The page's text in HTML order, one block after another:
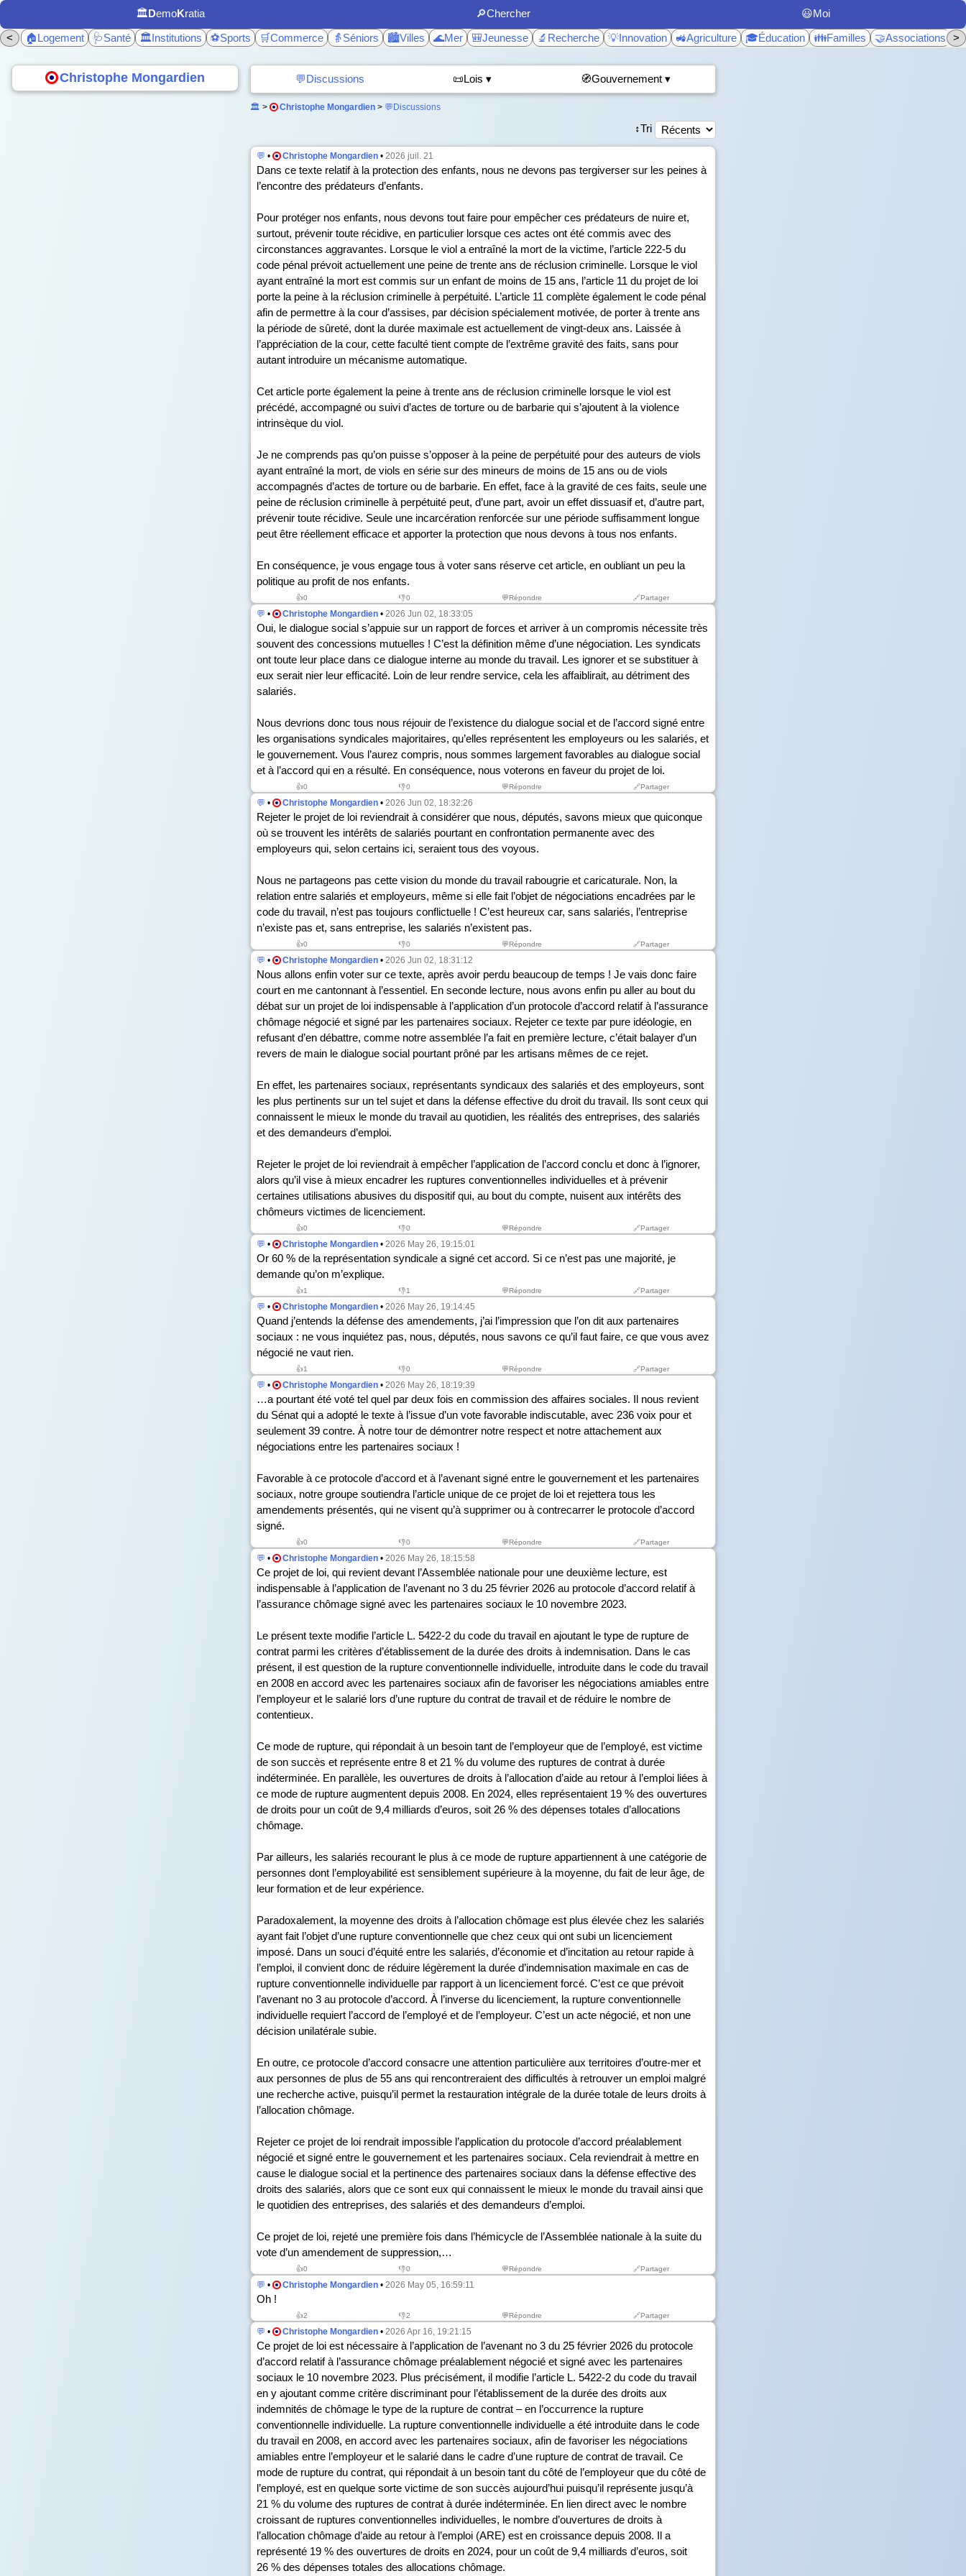
🏛️DemoKratia 🔎Chercher
😃Moi
<
🏠Logement 🩺Santé 🏛️Institutions ⚽Sports 🛒Commerce 👵Séniors 🏙️Villes 🌊Mer 🎒Jeunesse 🔬Recherche 💡Innovation 🚜Agriculture 🎓Éducation 👪Familles 🤝Associations >
Christophe Mongardien 💬Discussions 📜Lois ▾ 🧭Gouvernement ▾
🏛️ > Christophe Mongardien> 💬Discussions
↕️Tri
💬 • Christophe Mongardien• 2026 juil. 21
Dans ce texte relatif à la protection des enfants, nous ne devons pas tergiverser sur les peines à
l’encontre des prédateurs d’enfants.
Pour protéger nos enfants, nous devons tout faire pour empêcher ces prédateurs de nuire et,
surtout, prévenir toute récidive, en particulier lorsque ces actes ont été commis avec des
circonstances aggravantes. Lorsque le viol a entraîné la mort de la victime, l’article 222-5 du
code pénal prévoit actuellement une peine de trente ans de réclusion criminelle. Lorsque le viol
ayant entraîné la mort est commis sur un enfant de moins de 15 ans, l’article 11 du projet de loi
porte la peine à la réclusion criminelle à perpétuité. L’article 11 complète également le code pénal
afin de permettre à la cour d’assises, par décision spécialement motivée, de porter à trente ans
la période de sûreté, dont la durée maximale est actuellement de vingt-deux ans. Laissée à
l’appréciation de la cour, cette faculté tient compte de l’extrême gravité des faits, sans pour
autant introduire un mécanisme automatique.
Cet article porte également la peine à trente ans de réclusion criminelle lorsque le viol est
précédé, accompagné ou suivi d’actes de torture ou de barbarie qui s’ajoutent à la violence
intrinsèque du viol.
Je ne comprends pas qu’on puisse s’opposer à la peine de perpétuité pour des auteurs de viols
ayant entraîné la mort, de viols en série sur des mineurs de moins de 15 ans ou de viols
accompagnés d’actes de torture ou de barbarie. En effet, face à la gravité de ces faits, seule une
peine de réclusion criminelle à perpétuité peut, d’une part, avoir un effet dissuasif et, d’autre part,
prévenir toute récidive. Seule une incarcération renforcée sur une période suffisamment longue
peut être réellement efficace et apporter la protection que nous devons à tous nos enfants.
En conséquence, je vous engage tous à voter sans réserve cet article, en oubliant un peu la
politique au profit de nos enfants.
👍0 👎0 💬Répondre 🔗Partager
💬 • Christophe Mongardien• 2026 Jun 02, 18:33:05
Oui, le dialogue social s’appuie sur un rapport de forces et arriver à un compromis nécessite très
souvent des concessions mutuelles ! C’est la définition même d’une négociation. Les syndicats
ont toute leur place dans ce dialogue interne au monde du travail. Les ignorer et se substituer à
eux serait nier leur efficacité. Loin de leur rendre service, cela les affaiblirait, au détriment des
salariés.
Nous devrions donc tous nous réjouir de l’existence du dialogue social et de l’accord signé entre
les organisations syndicales majoritaires, qu’elles représentent les employeurs ou les salariés, et
le gouvernement. Vous l’aurez compris, nous sommes largement favorables au dialogue social
et à l’accord qui en a résulté. En conséquence, nous voterons en faveur du projet de loi.
👍0 👎0 💬Répondre 🔗Partager
💬 • Christophe Mongardien• 2026 Jun 02, 18:32:26
Rejeter le projet de loi reviendrait à considérer que nous, députés, savons mieux que quiconque
où se trouvent les intérêts de salariés pourtant en confrontation permanente avec des
employeurs qui, selon certains ici, seraient tous des voyous.
Nous ne partageons pas cette vision du monde du travail rabougrie et caricaturale. Non, la
relation entre salariés et employeurs, même si elle fait l’objet de négociations encadrées par le
code du travail, n’est pas toujours conflictuelle ! C’est heureux car, sans salariés, l’entreprise
n’existe pas et, sans entreprise, les salariés n’existent pas.
👍0 👎0 💬Répondre 🔗Partager
💬 • Christophe Mongardien• 2026 Jun 02, 18:31:12
Nous allons enfin voter sur ce texte, après avoir perdu beaucoup de temps ! Je vais donc faire
court en me cantonnant à l’essentiel. En seconde lecture, nous avons enfin pu aller au bout du
débat sur un projet de loi indispensable à l’application d’un protocole d’accord relatif à l’assurance
chômage négocié et signé par les partenaires sociaux. Rejeter ce texte par pure idéologie, en
refusant d’en débattre, comme notre assemblée l’a fait en première lecture, c’était balayer d’un
revers de main le dialogue social pourtant prôné par les artisans mêmes de ce rejet.
En effet, les partenaires sociaux, représentants syndicaux des salariés et des employeurs, sont
les plus pertinents sur un tel sujet et dans la défense effective du droit du travail. Ils sont ceux qui
connaissent le mieux le monde du travail au quotidien, les réalités des entreprises, des salariés
et des demandeurs d’emploi.
Rejeter le projet de loi reviendrait à empêcher l’application de l’accord conclu et donc à l’ignorer,
alors qu’il vise à mieux encadrer les ruptures conventionnelles individuelles et à prévenir
certaines utilisations abusives du dispositif qui, au bout du compte, nuisent aux intérêts des
chômeurs victimes de licenciement.
👍0 👎0 💬Répondre 🔗Partager
💬 • Christophe Mongardien• 2026 May 26, 19:15:01
Or 60 % de la représentation syndicale a signé cet accord. Si ce n’est pas une majorité, je
demande qu’on m’explique.
👍1 👎1 💬Répondre 🔗Partager
💬 • Christophe Mongardien• 2026 May 26, 19:14:45
Quand j’entends la défense des amendements, j’ai l’impression que l’on dit aux partenaires
sociaux : ne vous inquiétez pas, nous, députés, nous savons ce qu’il faut faire, ce que vous avez
négocié ne vaut rien.
👍1 👎0 💬Répondre 🔗Partager
💬 • Christophe Mongardien• 2026 May 26, 18:19:39
…a pourtant été voté tel quel par deux fois en commission des affaires sociales. Il nous revient
du Sénat qui a adopté le texte à l’issue d’un vote favorable indiscutable, avec 236 voix pour et
seulement 39 contre. À notre tour de démontrer notre respect et notre attachement aux
négociations entre les partenaires sociaux !
Favorable à ce protocole d’accord et à l’avenant signé entre le gouvernement et les partenaires
sociaux, notre groupe soutiendra l’article unique de ce projet de loi et rejettera tous les
amendements présentés, qui ne visent qu’à supprimer ou à contrecarrer le protocole d’accord
signé.
👍0 👎0 💬Répondre 🔗Partager
💬 • Christophe Mongardien• 2026 May 26, 18:15:58
Ce projet de loi, qui revient devant l’Assemblée nationale pour une deuxième lecture, est
indispensable à l’application de l’avenant no3 du 25 février 2026 au protocole d’accord relatif à
l’assurance chômage signé avec les partenaires sociaux le 10 novembre 2023.
Le présent texte modifie l’article L. 5422-2 du code du travail en ajoutant le type de rupture de
contrat parmi les critères d’établissement de la durée des droits à indemnisation. Dans le cas
présent, il est question de la rupture conventionnelle individuelle, introduite dans le code du travail
en 2008 en accord avec les partenaires sociaux afin de favoriser les négociations amiables entre
l’employeur et le salarié lors d’une rupture du contrat de travail et de réduire le nombre de
contentieux.
Ce mode de rupture, qui répondait à un besoin tant de l’employeur que de l’employé, est victime
de son succès et représente entre 8 et 21 % du volume des ruptures de contrat à durée
indéterminée. En parallèle, les ouvertures de droits à l’allocation d’aide au retour à l’emploi liées à
ce mode de rupture augmentent depuis 2008. En 2024, elles représentaient 19 % des ouvertures
de droits pour un coût de 9,4 milliards d’euros, soit 26 % des dépenses totales d’allocations
chômage.
Par ailleurs, les salariés recourant le plus à ce mode de rupture appartiennent à une catégorie de
personnes dont l’employabilité est sensiblement supérieure à la moyenne, du fait de leur âge, de
leur formation et de leur expérience.
Paradoxalement, la moyenne des droits à l’allocation chômage est plus élevée chez les salariés
ayant fait l’objet d’une rupture conventionnelle que chez ceux qui ont subi un licenciement
imposé. Dans un souci d’équité entre les salariés, d’économie et d’incitation au retour rapide à
l’emploi, il convient donc de réduire légèrement la durée d’indemnisation maximale en cas de
rupture conventionnelle individuelle par rapport à un licenciement forcé. C’est ce que prévoit
l’avenant no3 au protocole d’accord. À l’inverse du licenciement, la rupture conventionnelle
individuelle requiert l’accord de l’employé et de l’employeur. C’est un acte négocié, et non une
décision unilatérale subie.
En outre, ce protocole d’accord consacre une attention particulière aux territoires d’outre-mer et
aux personnes de plus de 55 ans qui rencontreraient des difficultés à retrouver un emploi malgré
une recherche active, puisqu’il permet la restauration intégrale de la durée totale de leurs droits à
l’allocation chômage.
Rejeter ce projet de loi rendrait impossible l’application du protocole d’accord préalablement
négocié et signé entre le gouvernement et les partenaires sociaux. Cela reviendrait à mettre en
cause le dialogue social et la pertinence des partenaires sociaux dans la défense effective des
droits des salariés, alors que ce sont eux qui connaissent le mieux le monde du travail ainsi que
le quotidien des entreprises, des salariés et des demandeurs d’emploi.
Ce projet de loi, rejeté une première fois dans l’hémicycle de l’Assemblée nationale à la suite du
vote d’un amendement de suppression,…
👍0 👎0 💬Répondre 🔗Partager
💬 • Christophe Mongardien• 2026 May 05, 16:59:11
Oh !
👍2 👎2 💬Répondre 🔗Partager
💬 • Christophe Mongardien• 2026 Apr 16, 19:21:15
Ce projet de loi est nécessaire à l’application de l’avenant no3 du 25 février 2026 du protocole
d’accord relatif à l’assurance chômage préalablement négocié et signé avec les partenaires
sociaux le 10 novembre 2023. Plus précisément, il modifie l’article L. 5422-2 du code du travail
en y ajoutant comme critère discriminant pour l’établissement de la durée des droits aux
indemnités de chômage le type de la rupture de contrat – en l’occurrence la rupture
conventionnelle individuelle. La rupture conventionnelle individuelle a été introduite dans le code
du travail en 2008, en accord avec les partenaires sociaux, afin de favoriser les négociations
amiables entre l’employeur et le salarié dans le cadre d’une rupture de contrat de travail. Ce
mode de rupture du contrat, qui répondait à un besoin tant du côté de l’employeur que du côté de
l’employé, est en quelque sorte victime de son succès aujourd’hui puisqu’il représente jusqu’à
21 % du volume des ruptures de contrat à durée indéterminée. En lien direct avec le nombre
croissant de ruptures conventionnelles individuelles, le nombre d’ouvertures de droits à
l’allocation chômage d’aide au retour à l’emploi (ARE) est en croissance depuis 2008. Il a
représenté 19 % des ouvertures de droits en 2024, pour un coût de 9,4 milliards d’euros, soit
26 % des dépenses totales des allocations chômage.